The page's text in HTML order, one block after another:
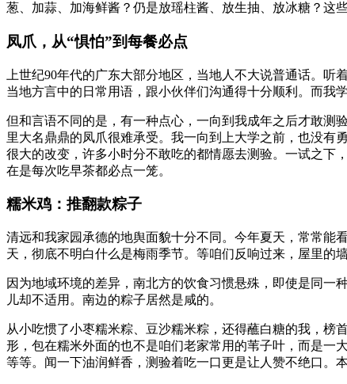
葱、加蒜、加海鲜酱？仍是放瑶柱酱、放生抽、放冰糖？这
凤爪，从“惧怕”到每餐必点
上世纪90年代的广东大部分地区，当地人不大说普通话。
当地方言中的日常用语，跟小伙伴们沟通得十分顺利。而我
但和言语不同的是，有一种点心，一向到我成年之后才敢测
里大名鼎鼎的凤爪很难承受。我一向到上大学之前，也没有
很大的改变，许多小时分不敢吃的都情愿去测验。一试之下
在是每次吃早茶都必点一笼。
糯米鸡：推翻款粽子
清远和我家园承德的地舆面貌十分不同。今年夏天，常常能
天，彻底不明白什么是梅雨季节。等咱们反响过来，屋里的
因为地域环境的差异，南北方的饮食习惯悬殊，即使是同
儿却不适用。南边的粽子居然是咸的。
从小吃惯了小枣糯米粽、豆沙糯米粽，还得蘸白糖的我，榜
形，包在糯米外面的也不是咱们老家常用的苇子叶，而是一
等等。闻一下油润鲜香，测验着吃一口更是让人赞不绝口。